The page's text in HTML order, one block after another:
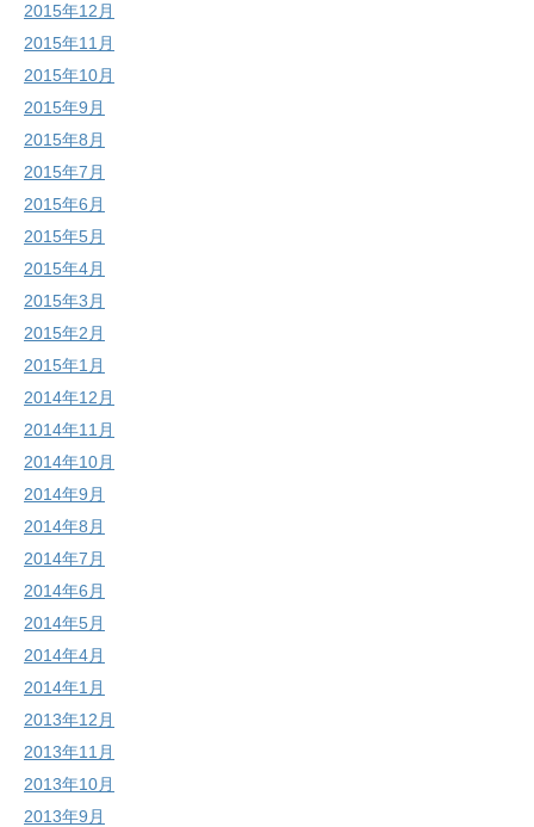
2015年12月
2015年11月
2015年10月
2015年9月
2015年8月
2015年7月
2015年6月
2015年5月
2015年4月
2015年3月
2015年2月
2015年1月
2014年12月
2014年11月
2014年10月
2014年9月
2014年8月
2014年7月
2014年6月
2014年5月
2014年4月
2014年1月
2013年12月
2013年11月
2013年10月
2013年9月